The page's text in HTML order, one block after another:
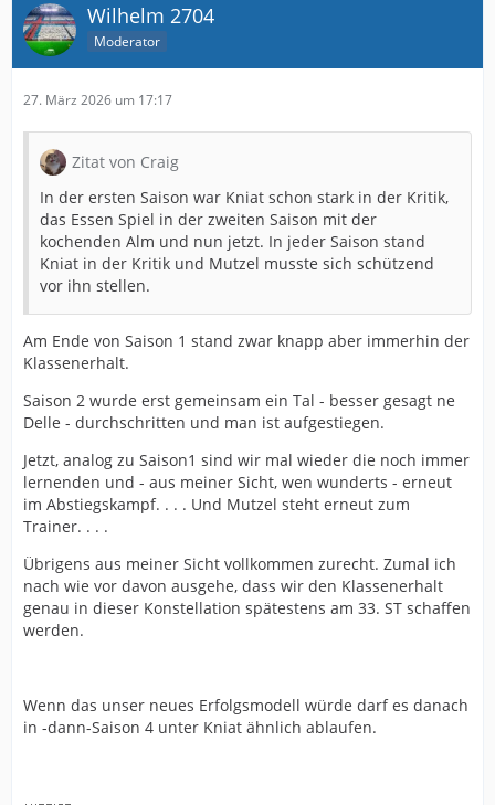
Wilhelm 2704
Moderator
27. März 2026 um 17:17
Zitat von Craig
In der ersten Saison war Kniat schon stark in der Kritik,
das Essen Spiel in der zweiten Saison mit der
kochenden Alm und nun jetzt. In jeder Saison stand
Kniat in der Kritik und Mutzel musste sich schützend
vor ihn stellen.
Am Ende von Saison 1 stand zwar knapp aber immerhin der
Klassenerhalt.
Saison 2 wurde erst gemeinsam ein Tal - besser gesagt ne
Delle - durchschritten und man ist aufgestiegen.
Jetzt, analog zu Saison1 sind wir mal wieder die noch immer
lernenden und - aus meiner Sicht, wen wunderts - erneut
im Abstiegskampf. . . . Und Mutzel steht erneut zum
Trainer. . . .
Übrigens aus meiner Sicht vollkommen zurecht. Zumal ich
nach wie vor davon ausgehe, dass wir den Klassenerhalt
genau in dieser Konstellation spätestens am 33. ST schaffen
werden.
Wenn das unser neues Erfolgsmodell würde darf es danach
in -dann-Saison 4 unter Kniat ähnlich ablaufen.